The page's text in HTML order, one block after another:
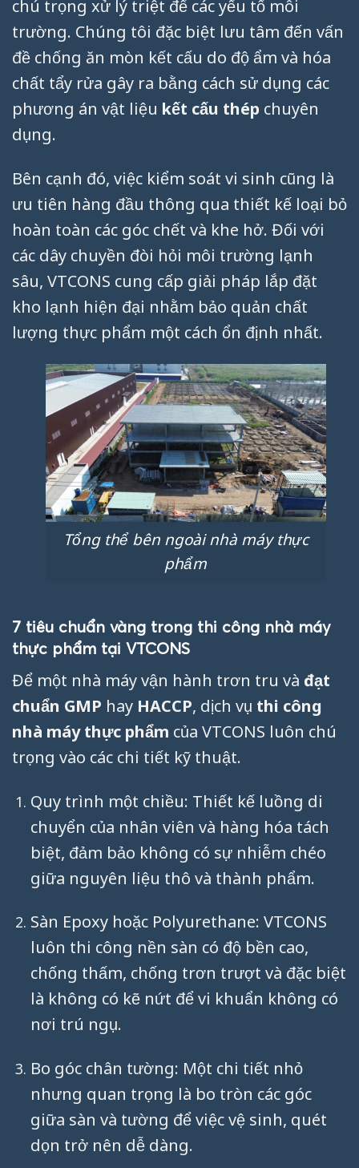
chú trọng xử lý triệt để các yếu tố môi
trường. Chúng tôi đặc biệt lưu tâm đến vấn
đề chống ăn mòn kết cấu do độ ẩm và hóa
chất tẩy rửa gây ra bằng cách sử dụng các
phương án vật liệu kết cấu thép chuyên
dụng.
Bên cạnh đó, việc kiểm soát vi sinh cũng là
ưu tiên hàng đầu thông qua thiết kế loại bỏ
hoàn toàn các góc chết và khe hở. Đối với
các dây chuyền đòi hỏi môi trường lạnh
sâu, VTCONS cung cấp giải pháp lắp đặt
kho lạnh hiện đại nhằm bảo quản chất
lượng thực phẩm một cách ổn định nhất.
Tổng thể bên ngoài nhà máy thực
phẩm
7 tiêu chuẩn vàng trong thi công nhà máy
thực phẩm tại VTCONS
Để một nhà máy vận hành trơn tru và đạt
chuẩn GMP hay HACCP, dịch vụ thi công
nhà máy thực phẩm của VTCONS luôn chú
trọng vào các chi tiết kỹ thuật.
Quy trình một chiều: Thiết kế luồng di
chuyển của nhân viên và hàng hóa tách
biệt, đảm bảo không có sự nhiễm chéo
giữa nguyên liệu thô và thành phẩm.
Sàn Epoxy hoặc Polyurethane: VTCONS
luôn thi công nền sàn có độ bền cao,
chống thấm, chống trơn trượt và đặc biệt
là không có kẽ nứt để vi khuẩn không có
nơi trú ngụ.
Bo góc chân tường: Một chi tiết nhỏ
nhưng quan trọng là bo tròn các góc
giữa sàn và tường để việc vệ sinh, quét
dọn trở nên dễ dàng.